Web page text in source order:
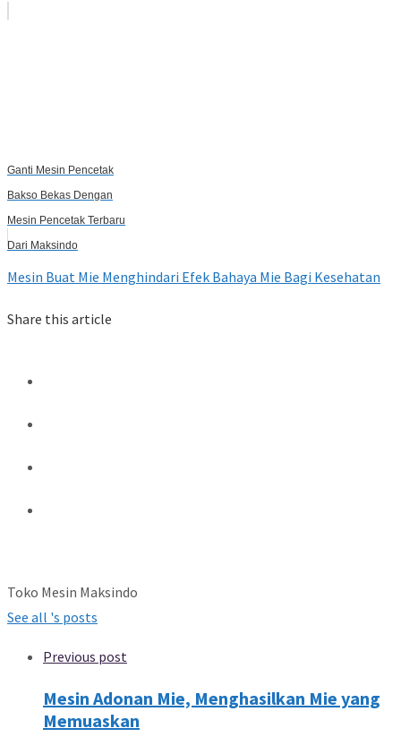
Ganti Mesin Pencetak
Bakso Bekas Dengan
Mesin Pencetak Terbaru
Dari Maksindo
Mesin Buat Mie Menghindari Efek Bahaya Mie Bagi Kesehatan
Share this article
Toko Mesin Maksindo
See all 's posts
Previous post
Mesin Adonan Mie, Menghasilkan Mie yang
Memuaskan